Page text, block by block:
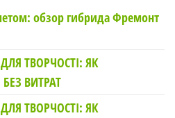
обзор гибрида Фремонт
ТВОРЧОСТІ: ЯК
ВИТРАТ
ТВОРЧОСТІ: ЯК